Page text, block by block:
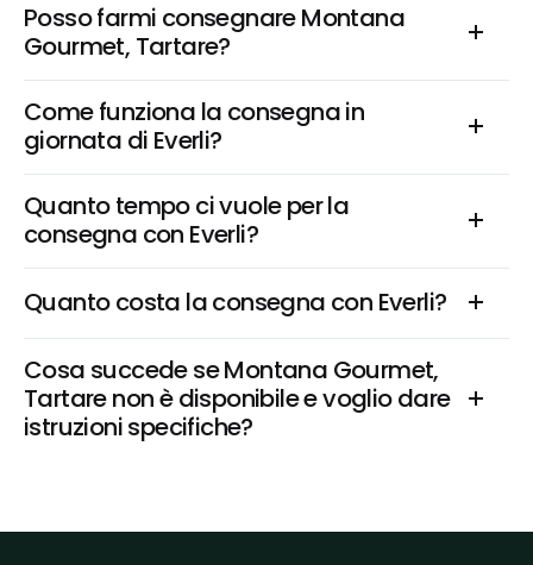
Posso farmi consegnare Montana
Gourmet, Tartare?
Come funziona la consegna in
giornata di Everli?
Quanto tempo ci vuole per la
consegna con Everli?
Quanto costa la consegna con Everli?
Cosa succede se Montana Gourmet,
Tartare non è disponibile e voglio dare
istruzioni specifiche?